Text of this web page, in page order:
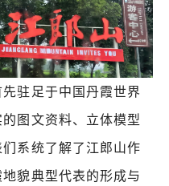
驻足于中国丹霞世界
图文资料、立体模型
系统了解了江郎山作
貌典型代表的形成与